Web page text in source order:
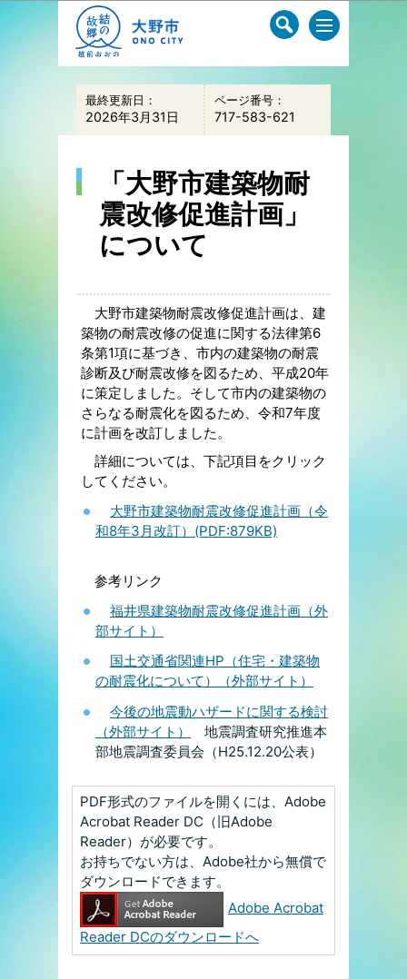
このページの本文へ移動
最終更新日：
2026年3月31日
ページ番号：
717-583-621
「大野市建築物耐
震改修促進計画」
について
大野市建築物耐震改修促進計画は、建
築物の耐震改修の促進に関する法律第6
条第1項に基づき、市内の建築物の耐震
診断及び耐震改修を図るため、平成20年
に策定しました。そして市内の建築物の
さらなる耐震化を図るため、令和7年度
に計画を改訂しました。
詳細については、下記項目をクリック
してください。
大野市建築物耐震改修促進計画（令
和8年3月改訂）(PDF:879KB)
参考リンク
福井県建築物耐震改修促進計画（外
部サイト）
国土交通省関連HP（住宅・建築物
の耐震化について）（外部サイト）
今後の地震動ハザードに関する検討
（外部サイト）
地震調査研究推進本
部地震調査委員会（H25.12.20公表）
PDF形式のファイルを開くには、Adobe
Acrobat Reader DC（旧Adobe
Reader）が必要です。
お持ちでない方は、Adobe社から無償で
ダウンロードできます。
Adobe Acrobat
Reader DCのダウンロードへ